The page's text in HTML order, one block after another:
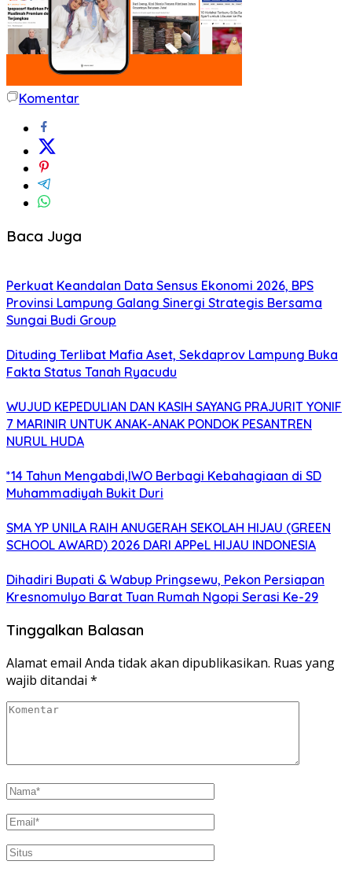
Komentar
Baca Juga
Perkuat Keandalan Data Sensus Ekonomi 2026, BPS
Provinsi Lampung Galang Sinergi Strategis Bersama
Sungai Budi Group
Dituding Terlibat Mafia Aset, Sekdaprov Lampung Buka
Fakta Status Tanah Ryacudu
WUJUD KEPEDULIAN DAN KASIH SAYANG PRAJURIT YONIF
7 MARINIR UNTUK ANAK-ANAK PONDOK PESANTREN
NURUL HUDA
*14 Tahun Mengabdi,IWO Berbagi Kebahagiaan di SD
Muhammadiyah Bukit Duri
SMA YP UNILA RAIH ANUGERAH SEKOLAH HIJAU (GREEN
SCHOOL AWARD) 2026 DARI APPeL HIJAU INDONESIA
Dihadiri Bupati & Wabup Pringsewu, Pekon Persiapan
Kresnomulyo Barat Tuan Rumah Ngopi Serasi Ke-29
Tinggalkan Balasan
Alamat email Anda tidak akan dipublikasikan. Ruas yang
wajib ditandai *